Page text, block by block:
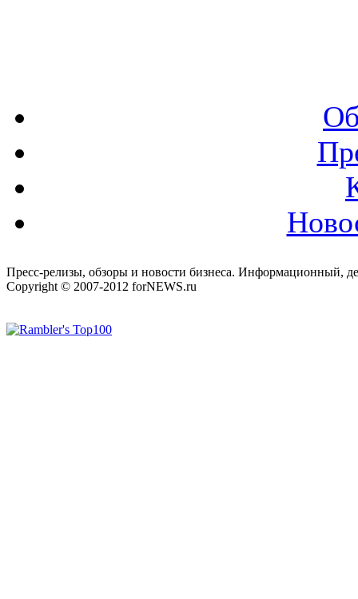
Пресс-релизы, обзоры и новости бизнеса. Информационный,
Copyright © 2007-2012 forNEWS.ru